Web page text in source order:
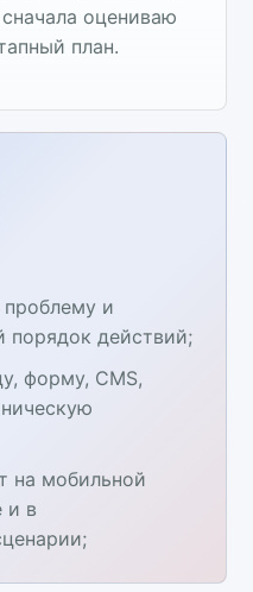
оцениваю
план.
и
порядок действий;
форму, CMS,
на мобильной
и в